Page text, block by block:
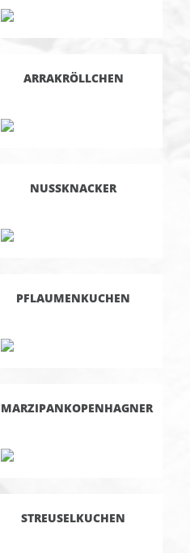
ARRAKRÖLLCHEN
NUSSKNACKER
PFLAUMENKUCHEN
MARZIPANKOPENHAGNER
STREUSELKUCHEN